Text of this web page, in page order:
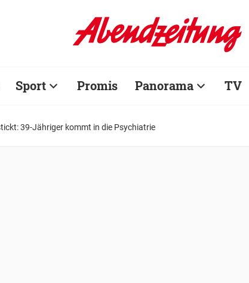
Sport Promis Panorama TV
39-Jähriger kommt in die Psychiatrie